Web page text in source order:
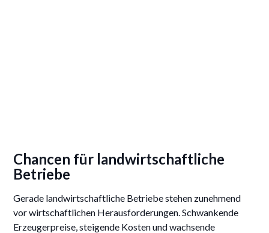
Chancen für landwirtschaftliche
Betriebe
Gerade landwirtschaftliche Betriebe stehen zunehmend
vor wirtschaftlichen Herausforderungen. Schwankende
Erzeugerpreise, steigende Kosten und wachsende